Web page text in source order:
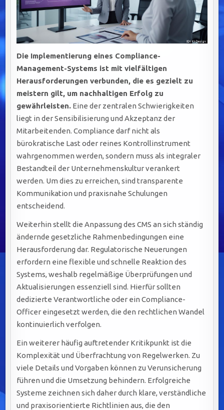
Die Implementierung eines Compliance-
Management-Systems ist mit vielfältigen
Herausforderungen verbunden, die es gezielt zu
meistern gilt, um nachhaltigen Erfolg zu
gewährleisten. Eine der zentralen Schwierigkeiten
liegt in der Sensibilisierung und Akzeptanz der
Mitarbeitenden. Compliance darf nicht als
bürokratische Last oder reines Kontrollinstrument
wahrgenommen werden, sondern muss als integraler
Bestandteil der Unternehmenskultur verankert
werden. Um dies zu erreichen, sind transparente
Kommunikation und praxisnahe Schulungen
entscheidend.
Weiterhin stellt die Anpassung des CMS an sich ständig
ändernde gesetzliche Rahmenbedingungen eine
Herausforderung dar. Regulatorische Neuerungen
erfordern eine flexible und schnelle Reaktion des
Systems, weshalb regelmäßige Überprüfungen und
Aktualisierungen essenziell sind. Hierfür sollten
dedizierte Verantwortliche oder ein Compliance-
Officer eingesetzt werden, die den rechtlichen Wandel
kontinuierlich verfolgen.
Ein weiterer häufig auftretender Kritikpunkt ist die
Komplexität und Überfrachtung von Regelwerken. Zu
viele Details und Vorgaben können zu Verunsicherung
führen und die Umsetzung behindern. Erfolgreiche
Systeme zeichnen sich daher durch klare, verständliche
und praxisorientierte Richtlinien aus, die den